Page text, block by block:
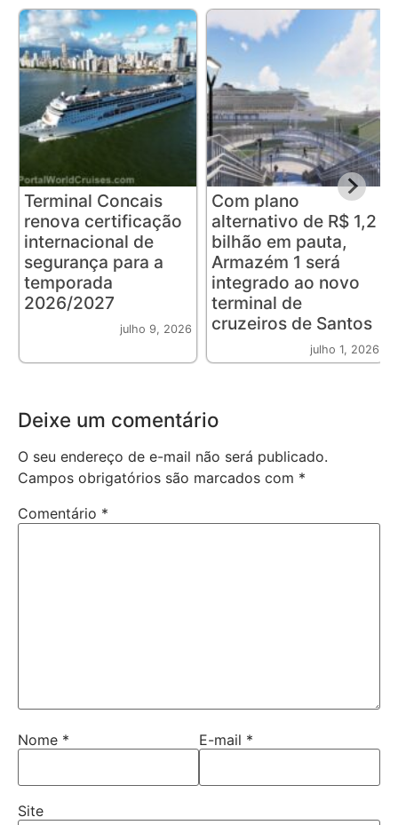
Terminal Concais
renova certificação
internacional de
segurança para a
temporada
2026/2027
julho 9, 2026
Com plano
alternativo de R$ 1,2
bilhão em pauta,
Armazém 1 será
integrado ao novo
terminal de
cruzeiros de Santos
julho 1, 2026
Deixe um comentário
O seu endereço de e-mail não será publicado.
Campos obrigatórios são marcados com *
Comentário *
Nome * E-mail *
Site